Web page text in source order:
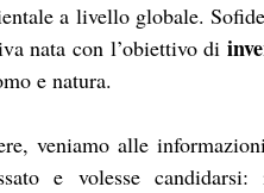
a livello globale.
nata con l’obiettivo di
e natura.
veniamo alle
e volesse